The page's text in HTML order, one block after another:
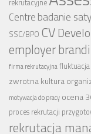
rekrutacyjne
Centre badanie
SSC/BPO CV
employer
firma rekrutacyjna
zwrotnakultura
motywacja do pracy ocena
proces rekrutacji
rekrutacja